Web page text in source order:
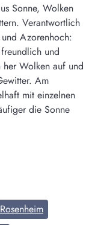
Sonne, Wolken
Verantwortlich
Azorenhoch:
und
her Wolken auf und
Am
mit einzelnen
die Sonne
Rosenheim